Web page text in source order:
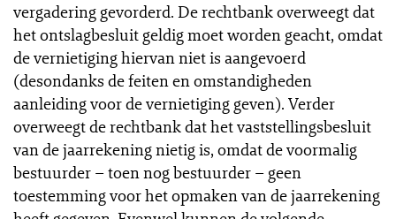
vergadering gevorderd. De rechtbank overweegt dat
het ontslagbesluit geldig moet worden geacht, omdat
de vernietiging hiervan niet is aangevoerd
(desondanks de feiten en omstandigheden
aanleiding voor de vernietiging geven). Verder
overweegt de rechtbank dat het vaststellingsbesluit
van de jaarrekening nietig is, omdat de voormalig
bestuurder – toen nog bestuurder – geen
toestemming voor het opmaken van de jaarrekening